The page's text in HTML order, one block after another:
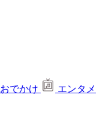
おでかけ
エンタメ